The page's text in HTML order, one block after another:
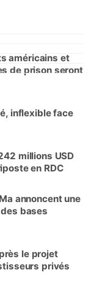
américains et
de prison seront
inflexible face
millions USD
en RDC
annoncent une
bases
le projet
privés